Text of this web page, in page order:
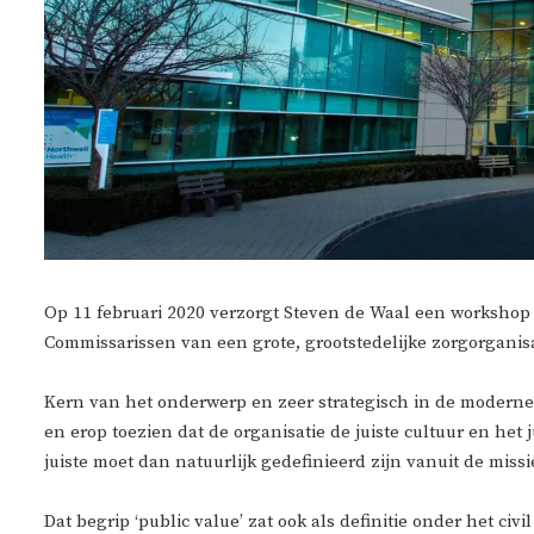
Op 11 februari 2020 verzorgt Steven de Waal een
Commissarissen van een grote, grootstedelijke
Kern van het onderwerp en zeer strategisch in de
en erop toezien dat de organisatie de juiste cultuur en
juiste moet dan natuurlijk gedefinieerd zijn vanuit de
Dat begrip ‘public value’ zat ook als definitie onder het